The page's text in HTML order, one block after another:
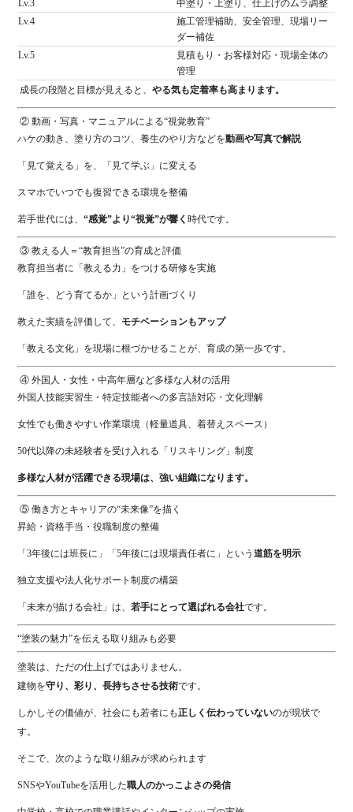
Lv.3
中塗り・上塗り、仕上げのムラ調整
Lv.4
施工管理補助、安全管理、現場リー
ダー補佐
Lv.5
見積もり・お客様対応・現場全体の
管理
成長の段階と目標が見えると、やる気も定着率も高まります。
② 動画・写真・マニュアルによる“視覚教育”
ハケの動き、塗り方のコツ、養生のやり方などを動画や写真で解説
「見て覚える」を、「見て学ぶ」に変える
スマホでいつでも復習できる環境を整備
若手世代には、“感覚”より“視覚”が響く時代です。
③ 教える人＝“教育担当”の育成と評価
教育担当者に「教える力」をつける研修を実施
「誰を、どう育てるか」という計画づくり
教えた実績を評価して、 モチベーションもアップ
「教える文化」を現場に根づかせることが、育成の第一歩です。
④ 外国人・女性・中高年層など多様な人材の活用
外国人技能実習生・特定技能者への多言語対応・文化理解
女性でも働きやすい作業環境（軽量道具、着替えスペース）
50代以降の未経験者を受け入れる「リスキリング」制度
多様な人材が活躍できる現場は、強い組織になります。
⑤ 働き方とキャリアの“未来像”を描く
昇給・資格手当・役職制度の整備
「3年後には班長に」「5年後には現場責任者に」という道筋を明示
独立支援や法人化サポート制度の構築
「未来が描ける会社」は、若手にとって選ばれる会社です。
“塗装の魅力”を伝える取り組みも必要
塗装は、ただの仕上げではありません。
建物を守り、彩り、長持ちさせる技術です。
しかしその価値が、社会にも若者にも正しく伝わっていないのが現状で
す。
そこで、次のような取り組みが求められます
SNSやYouTubeを活用した職人のかっこよさの発信